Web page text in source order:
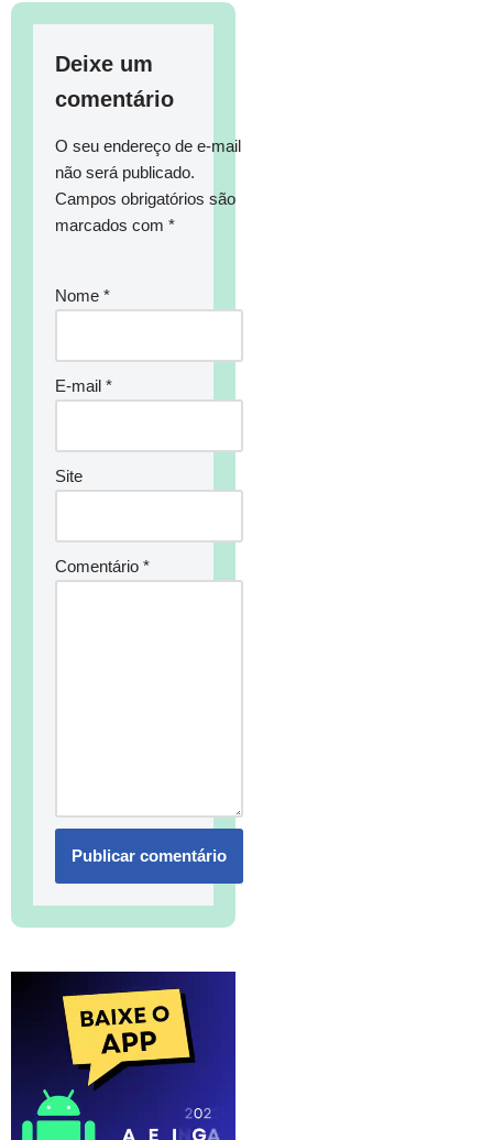
Deixe um
comentário
O seu endereço de e-mail
não será publicado.
Campos obrigatórios são
marcados com *
Nome *
E-mail *
Site
Comentário *